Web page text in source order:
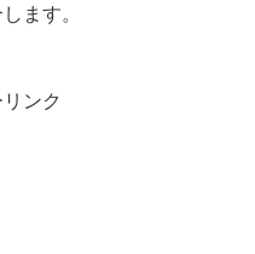
ます。
ンク